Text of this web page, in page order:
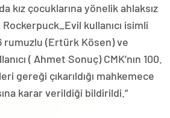
kız çocuklarına yönelik ahlaksız
kullanıcı isimli
rumuzlu (Ertürk Kösen) ve
( Ahmet Sonuç) CMK’nın 100.
gereği çıkarıldığı mahkemece
karar verildiği bildirildi.”